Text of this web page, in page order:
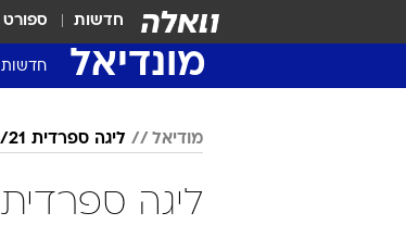
חדשות ספורט
מונדיאל חדשות
מודיאל ליגה ספרדית 2020/21
ליגה ספרדית 2020/21 מחזור 30 כדורגל